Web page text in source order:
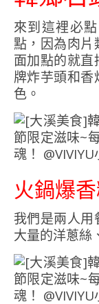
來到這裡必
點，因為肉
面加點的就
牌炸芋頭和
色。
火鍋爆
我們是兩人
大量的洋蔥絲